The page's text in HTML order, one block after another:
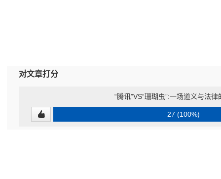
对文章打分
“腾讯”VS“珊瑚虫”:一场道义与法
27 (100%)